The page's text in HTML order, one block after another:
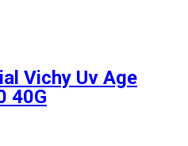
Vichy Uv Age
40G